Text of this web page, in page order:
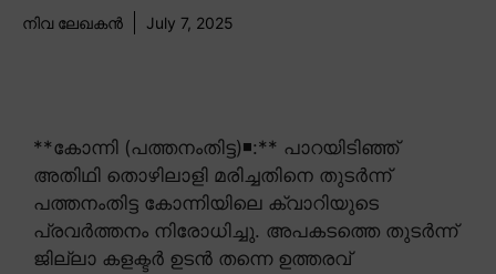
നിവ ലേഖകൻ July 7, 2025
**കോന്നി (പത്തനംതിട്ട)◾:** പാറയിടിഞ്ഞ്
അതിഥി തൊഴിലാളി മരിച്ചതിനെ തുടർന്ന്
പത്തനംതിട്ട കോന്നിയിലെ ക്വാറിയുടെ
പ്രവർത്തനം നിരോധിച്ചു. അപകടത്തെ തുടർന്ന്
ജില്ലാ കളക്ടർ ഉടൻ തന്നെ ഉത്തരവ്